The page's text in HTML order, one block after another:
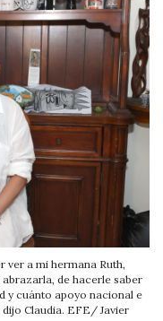
ver a mi hermana Ruth,
de hacerle saber
y cuánto apoyo nacional e
Claudia. EFE/ Javier